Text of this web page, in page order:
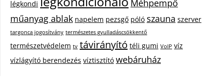
légkondi
Méhpempő
műanyag ablak napelem pezsgő póló szauna szerver
targonca jogosítvány természetes gyulladáscsökkentő
természetvédelem tv távirányító téli gumi VoIP víz
vízlágyító berendezés víztisztító webáruház